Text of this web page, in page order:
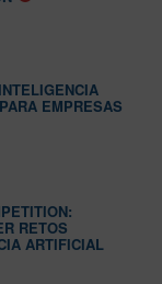
EMPRESAS
RETOS
ARTIFICIAL